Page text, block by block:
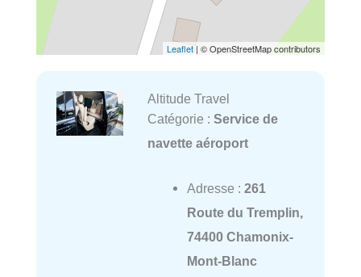
Leaflet | © OpenStreetMap contributors
Altitude Travel
Catégorie : Service de
navette aéroport
Adresse : 261
Route du Tremplin,
74400 Chamonix-
Mont-Blanc